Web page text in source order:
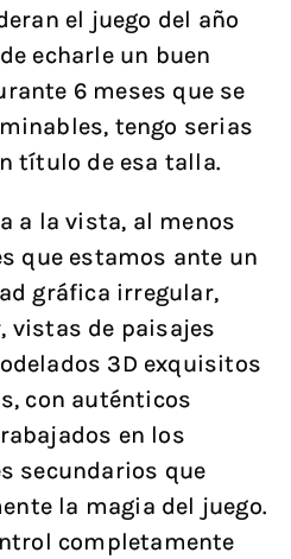
el juego del año
echarle un buen
6 meses que se
tengo serias
título de esa talla.
a la vista, al menos
que estamos ante un
gráfica irregular,
vistas de paisajes
3D exquisitos
con auténticos
en los
secundarios que
la magia del juego.
completamente